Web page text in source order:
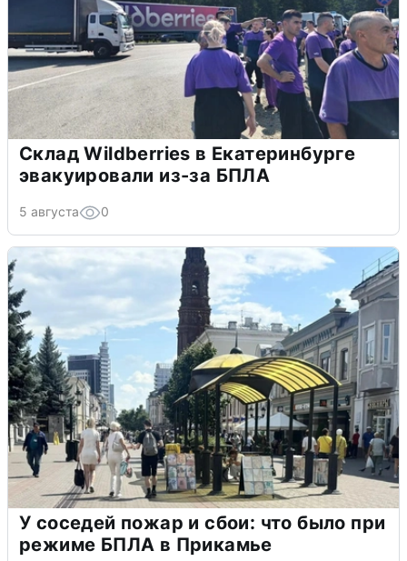
Склад Wildberries в Екатеринбурге
эвакуировали из-за БПЛА
5 августа 0
У соседей пожар и сбои: что было при
режиме БПЛА в Прикамье